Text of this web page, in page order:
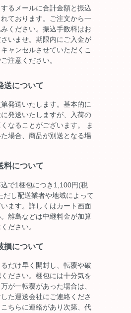
るメールに合計金額と振込
ております。ご注文から一
ください。振込手数料はお
いませ。期限内にご入金が
ャンセルさせていただくこ
注意ください。
送について
発送いたします。基本的に
発送いたしますが、入荷の
なることがございます。 ま
場合、商品が別送となる場
料について
で1梱包につき1,100円(税
だし配送業者や地域によって
ます。詳しくはカート画面
離島などは中継料金が加算
ださい。
損について
だけ早く開封し、転覆や破
ださい。梱包には十分気を
が一転覆があった場合は、
た運送会社にご連絡くださ
ちらに連絡があり次第、代